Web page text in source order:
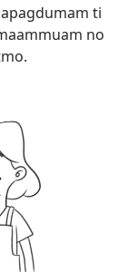
ti
no